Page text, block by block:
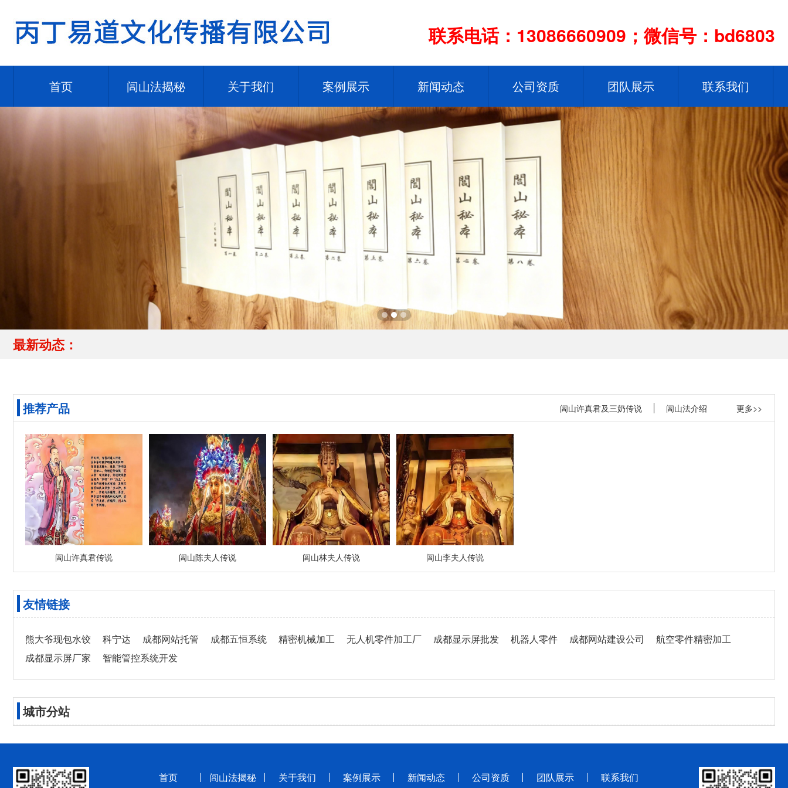
联系电话：13086660909；微信号：bd6803
首页 闾山法揭秘 关于我们 案例展示 新闻动态 公司资质 团队展示 联系我们
最新动态：
推荐产品 更多>>
闾山许真君及三奶传说 闾山法介绍
闾山许真君传说 闾山陈夫人传说 闾山林夫人传说 闾山李夫人传说
友情链接
熊大爷现包水饺 科宁达 成都网站托管 成都五恒系统 精密机械加工 无人机零件加工厂 成都显示屏批发 机器人零件 成都网站建设公司
航空零件精密加工
成都显示屏厂家
智能管控系统开发
城市分站
首页 闾山法揭秘 关于我们 案例展示 新闻动态 公司资质 团队展示 联系我们